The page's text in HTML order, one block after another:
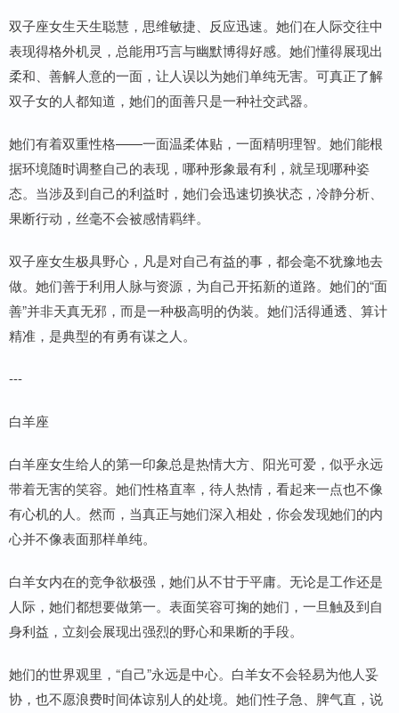
双子座女生天生聪慧，思维敏捷、反应迅速。她们在人际交往中
表现得格外机灵，总能用巧言与幽默博得好感。她们懂得展现出
柔和、善解人意的一面，让人误以为她们单纯无害。可真正了解
双子女的人都知道，她们的面善只是一种社交武器。
她们有着双重性格——一面温柔体贴，一面精明理智。她们能根
据环境随时调整自己的表现，哪种形象最有利，就呈现哪种姿
态。当涉及到自己的利益时，她们会迅速切换状态，冷静分析、
果断行动，丝毫不会被感情羁绊。
双子座女生极具野心，凡是对自己有益的事，都会毫不犹豫地去
做。她们善于利用人脉与资源，为自己开拓新的道路。她们的“面
善”并非天真无邪，而是一种极高明的伪装。她们活得通透、算计
精准，是典型的有勇有谋之人。
---
白羊座
白羊座女生给人的第一印象总是热情大方、阳光可爱，似乎永远
带着无害的笑容。她们性格直率，待人热情，看起来一点也不像
有心机的人。然而，当真正与她们深入相处，你会发现她们的内
心并不像表面那样单纯。
白羊女内在的竞争欲极强，她们从不甘于平庸。无论是工作还是
人际，她们都想要做第一。表面笑容可掬的她们，一旦触及到自
身利益，立刻会展现出强烈的野心和果断的手段。
她们的世界观里，“自己”永远是中心。白羊女不会轻易为他人妥
协，也不愿浪费时间体谅别人的处境。她们性子急、脾气直，说